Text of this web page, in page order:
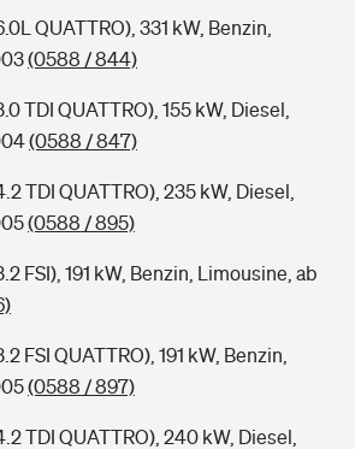
QUATTRO), 331 kW, Benzin,
(0588 / 844)
TDI QUATTRO), 155 kW, Diesel,
(0588 / 847)
TDI QUATTRO), 235 kW, Diesel,
(0588 / 895)
FSI), 191 kW, Benzin, Limousine, ab
FSI QUATTRO), 191 kW, Benzin,
(0588 / 897)
TDI QUATTRO), 240 kW, Diesel,